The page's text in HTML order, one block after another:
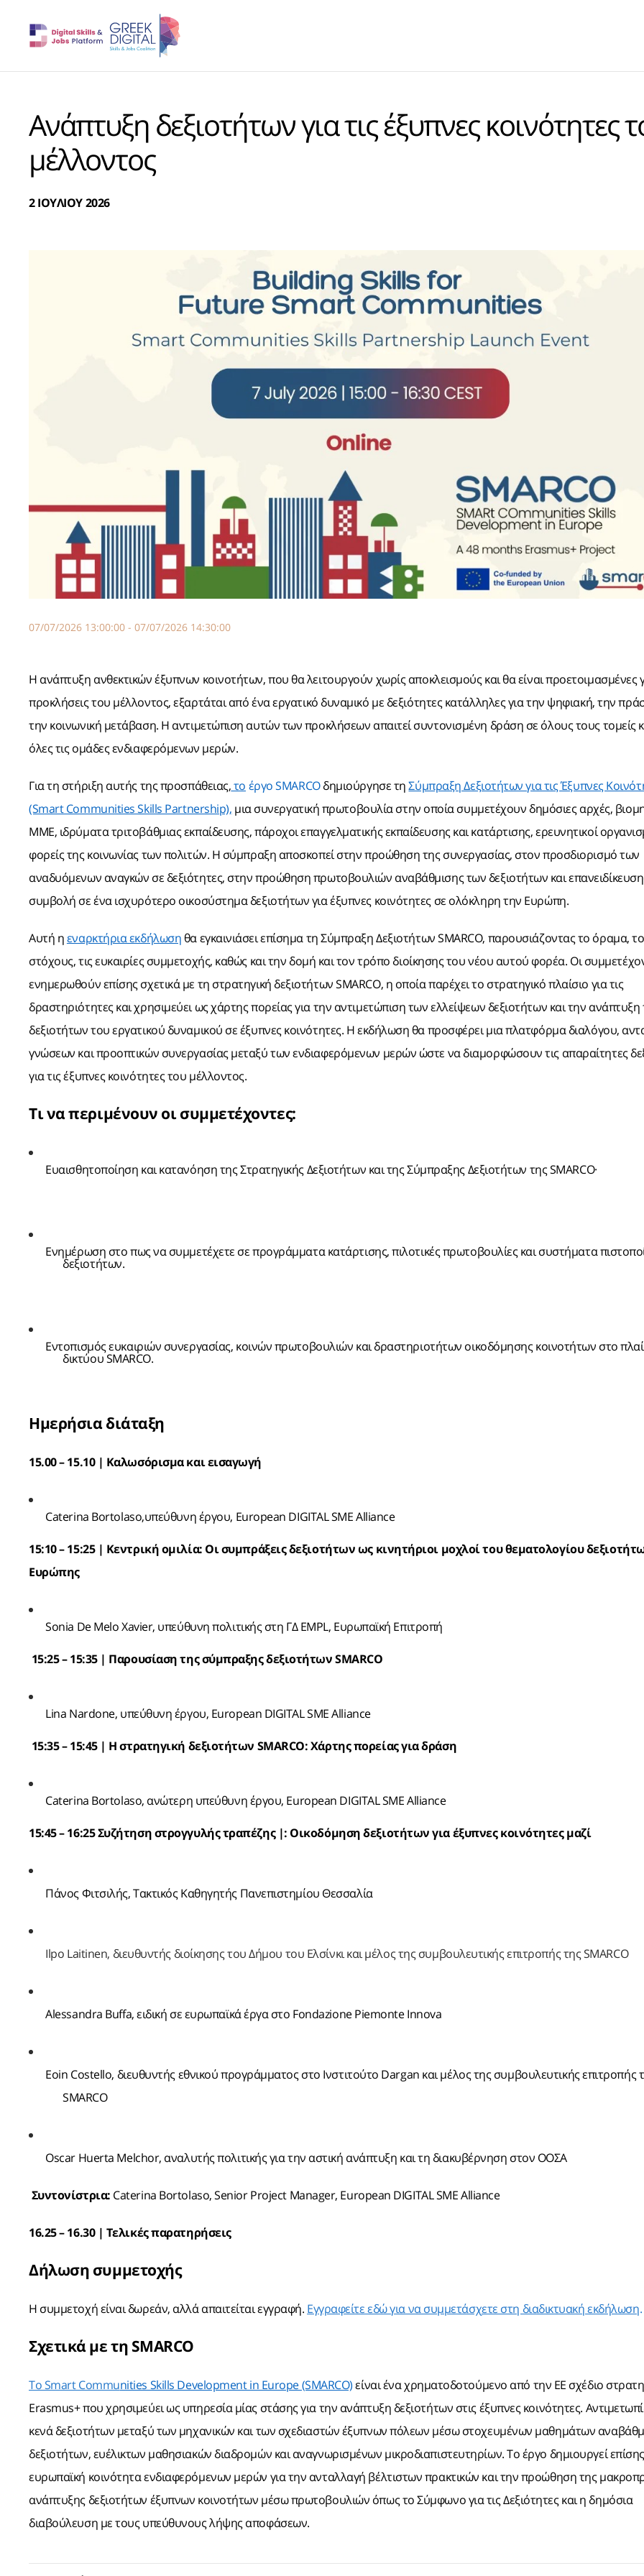
Ανάπτυξη δεξιοτήτων για τις έξυπνες κοινότητες
μέλλοντος
2 ΙΟΥΛΙΟΥ 2026
07/07/2026 13:00:00 - 07/07/2026 14:30:00
Η ανάπτυξη ανθεκτικών έξυπνων κοινοτήτων, που θα λειτουργούν χωρίς αποκλεισμούς και θα είναι προετοιμασμένες
προκλήσεις του μέλλοντος,εξαρτάται από ένα εργατικό δυναμικό με δεξιότητες κατάλληλες για την ψηφιακή, την
την κοινωνική μετάβαση. Η αντιμετώπιση αυτών των προκλήσεων απαιτεί συντονισμένη δράση σε όλους τους τομείς
όλες τις ομάδες ενδιαφερόμενων μερών.
Για τη στήριξη αυτής της προσπάθειας,το έργο SMARCOδημιούργησε τη Σύμπραξη Δεξιοτήτων για τις Έξυπνες
(Smart Communities Skills Partnership), μια συνεργατική πρωτοβουλία στην οποία συμμετέχουν δημόσιες αρχές,
ΜΜΕ, ιδρύματα τριτοβάθμιας εκπαίδευσης, πάροχοι επαγγελματικής εκπαίδευσης και κατάρτισης, ερευνητικοί
φορείς της κοινωνίας των πολιτών. Η σύμπραξη αποσκοπεί στην προώθηση της συνεργασίας, στον προσδιορισμό των
αναδυόμενων αναγκών σε δεξιότητες, στην προώθηση πρωτοβουλιών αναβάθμισης των δεξιοτήτων και
συμβολή σε ένα ισχυρότερο οικοσύστημα δεξιοτήτων για έξυπνες κοινότητες σε ολόκληρη την Ευρώπη.
Αυτή ηεναρκτήρια εκδήλωση θα εγκαινιάσει επίσημα τη Σύμπραξη Δεξιοτήτων SMARCO, παρουσιάζοντας το όραμα,
στόχους, τις ευκαιρίες συμμετοχής, καθώς καιτην δομή και τον τρόπο διοίκησης του νέου αυτού φορέα. Οι
ενημερωθούν επίσης σχετικά με τη στρατηγική δεξιοτήτων SMARCO, η οποία παρέχει το στρατηγικό πλαίσιο για τις
δραστηριότητες και χρησιμεύει ως χάρτης πορείας για την αντιμετώπιση των ελλείψεων δεξιοτήτων και την
δεξιοτήτων του εργατικού δυναμικού σε έξυπνες κοινότητες. Η εκδήλωση θα προσφέρει μια πλατφόρμα διαλόγου,
γνώσεων και προοπτικών συνεργασίας μεταξύ των ενδιαφερόμενων μερών ώστε να διαμορφώσουν τις απαραίτητες
για τις έξυπνες κοινότητες του μέλλοντος.
Τι να περιμένουν οι συμμετέχοντες:
Ευαισθητοποίηση και κατανόηση της Στρατηγικής Δεξιοτήτων και της Σύμπραξης Δεξιοτήτων της SMARCO·
Ενημέρωση στο πως να συμμετέχετε σε προγράμματα κατάρτισης, πιλοτικές πρωτοβουλίες και συστήματα
δεξιοτήτων.
Εντοπισμός ευκαιριών συνεργασίας, κοινών πρωτοβουλιών και δραστηριοτήτων οικοδόμησης κοινοτήτων στο
δικτύου SMARCO.
Ημερήσια διάταξη
15.00 – 15.10 | Καλωσόρισμα και εισαγωγή
Caterina Bortolaso,υπεύθυνη έργου, European DIGITAL SME Alliance
15:10 – 15:25 | Κεντρική ομιλία: Οι συμπράξεις δεξιοτήτων ως κινητήριοι μοχλοί του θεματολογίου
Ευρώπης
Sonia De Melo Xavier, υπεύθυνη πολιτικής στη ΓΔ EMPL, Ευρωπαϊκή Επιτροπή
15:25 – 15:35 | Παρουσίαση της σύμπραξης δεξιοτήτων SMARCO
Lina Nardone, υπεύθυνη έργου, European DIGITAL SME Alliance
15:35 – 15:45 | Η στρατηγική δεξιοτήτων SMARCO: Χάρτης πορείας για δράση
Caterina Bortolaso, ανώτερη υπεύθυνη έργου, European DIGITAL SME Alliance
15:45 – 16:25 Συζήτηση στρογγυλής τραπέζης |: Οικοδόμηση δεξιοτήτων για έξυπνες κοινότητες μαζί
Πάνος Φιτσιλής, Τακτικός Καθηγητής Πανεπιστημίου Θεσσαλία
Ilpo Laitinen, διευθυντής διοίκησης του Δήμου του Ελσίνκι και μέλος της συμβουλευτικής επιτροπής της SMARCO
Alessandra Buffa, ειδική σε ευρωπαϊκά έργα στο Fondazione Piemonte Innova
Eoin Costello, διευθυντής εθνικού προγράμματος στο Ινστιτούτο Dargan και μέλος της συμβουλευτικής επιτροπής
SMARCO
Oscar Huerta Melchor, αναλυτής πολιτικής για την αστική ανάπτυξη και τη διακυβέρνηση στον ΟΟΣΑ
Συντονίστρια: Caterina Bortolaso, Senior Project Manager, European DIGITAL SME Alliance
16.25 – 16.30 | Τελικές παρατηρήσεις
Δήλωση συμμετοχής
Η συμμετοχή είναι δωρεάν, αλλά απαιτείται εγγραφή. Εγγραφείτε εδώ για να συμμετάσχετε στη διαδικτυακή εκδήλωση.
Σχετικά με τη SMARCO
Το Smart Communities Skills Development in Europe (SMARCO)είναι ένα χρηματοδοτούμενο από την ΕΕ σχέδιο
Erasmus+ που χρησιμεύει ως υπηρεσία μίας στάσης για την ανάπτυξη δεξιοτήτων στις έξυπνες κοινότητες.
κενά δεξιοτήτων μεταξύ των μηχανικών και των σχεδιαστών έξυπνων πόλεων μέσω στοχευμένων μαθημάτων
δεξιοτήτων, ευέλικτων μαθησιακών διαδρομών και αναγνωρισμένων μικροδιαπιστευτηρίων. Το έργο δημιουργεί
ευρωπαϊκή κοινότητα ενδιαφερόμενων μερών για την ανταλλαγή βέλτιστων πρακτικών και την προώθηση της
ανάπτυξης δεξιοτήτων έξυπνων κοινοτήτων μέσω πρωτοβουλιών όπως το Σύμφωνο για τις Δεξιότητες και η δημόσια
διαβούλευση με τους υπεύθυνους λήψης αποφάσεων.